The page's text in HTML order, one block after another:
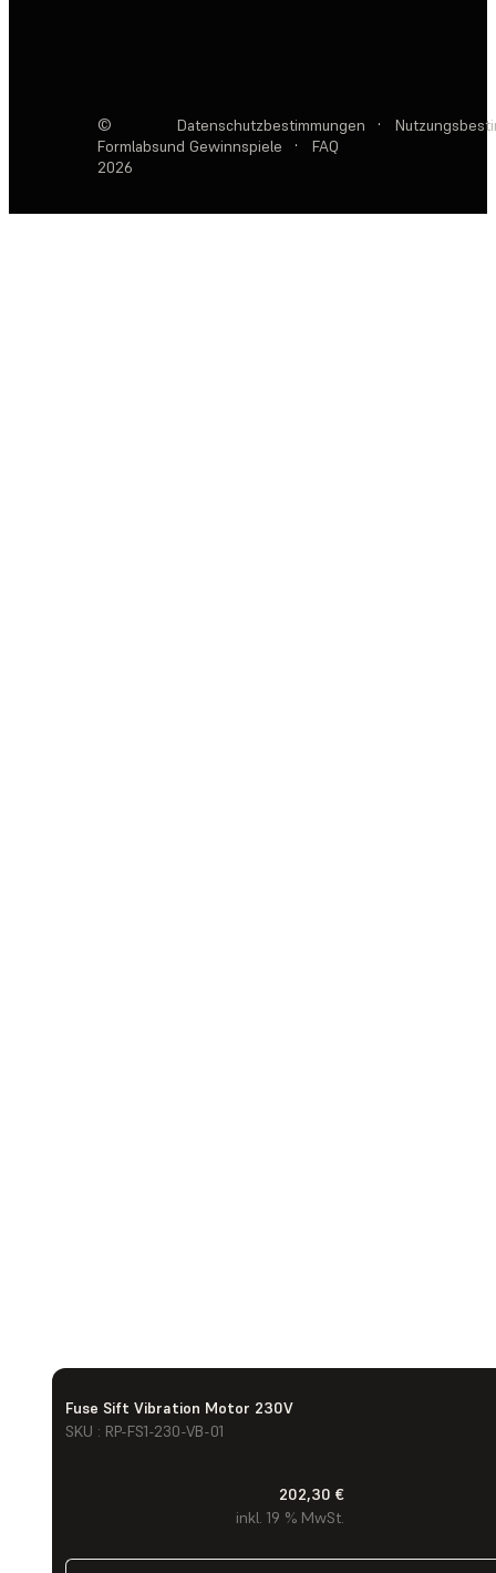
Fuse Sift Vibration Motor 230V
SKU : RP-FS1-230-VB-01
202,30 €
inkl. 19 % MwSt.
©
Formlabs
2026
Datenschutzbestimmungen ·
und Gewinnspiele
· FAQ